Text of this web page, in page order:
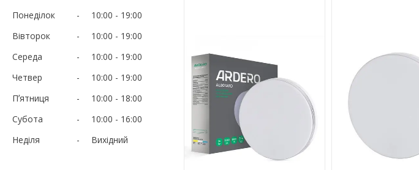
Понеділок 10:00
19:00
Вівторок
10:00
19:00
Середа
10:00
19:00
Четвер
10:00
19:00
Пʼятниця
10:00
18:00
Субота
10:00
16:00
Неділя
Вихідний